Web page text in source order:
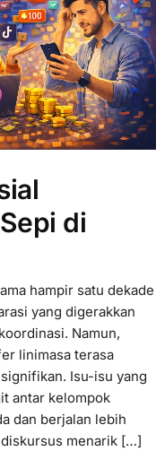
di
hampir satu dekade
yang digerakkan
Namun,
linimasa terasa
Isu-isu yang
antar kelompok
dan berjalan lebih
menarik […]